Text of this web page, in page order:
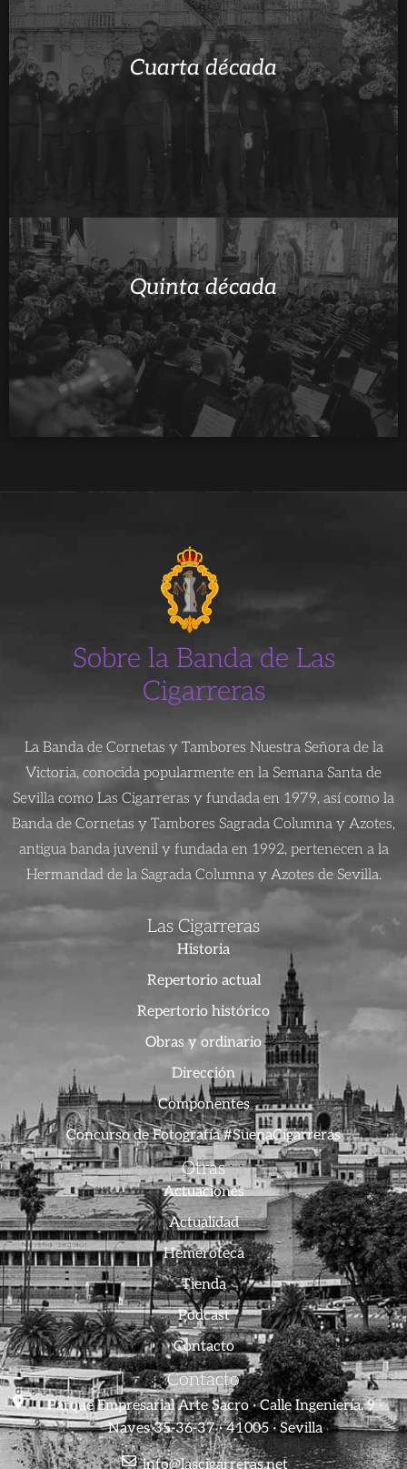
Cuarta década
Quinta década
Sobre la Banda de Las
Cigarreras
La Banda de Cornetas y Tambores Nuestra Señora de la
Victoria, conocida popularmente en la Semana Santa de
Sevilla como Las Cigarreras y fundada en 1979, así como la
Banda de Cornetas y Tambores Sagrada Columna y Azotes,
antigua banda juvenil y fundada en 1992, pertenecen a la
Hermandad de la Sagrada Columna y Azotes de Sevilla.
Las Cigarreras
Historia
Repertorio actual
Repertorio histórico
Obras y ordinario
Dirección
Componentes
Concurso de Fotografía #SuenaCigarreras
Otras
Actuaciones
Actualidad
Hemeroteca
Tienda
Podcast
Contacto
Contacto
Parque Empresarial Arte Sacro · Calle Ingeniería, 9 ·
Naves 35-36-37 · 41005 · Sevilla
info@lascigarreras.net